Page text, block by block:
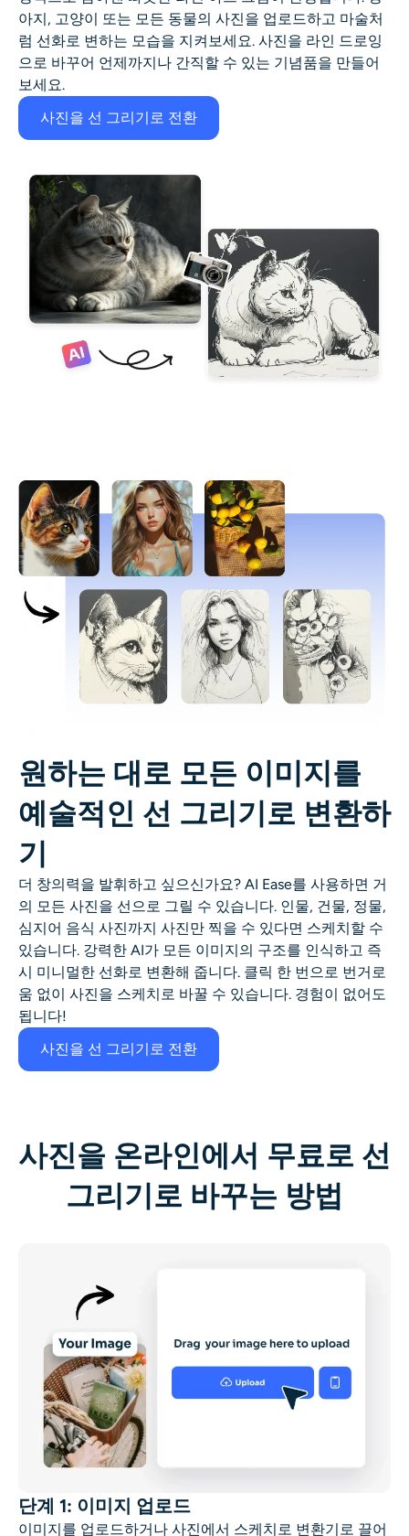
아지, 고양이 또는 모든 동물의 사진을 업로드하고 마술처
럼 선화로 변하는 모습을 지켜보세요. 사진을 라인 드로잉
으로 바꾸어 언제까지나 간직할 수 있는 기념품을 만들어
보세요.
사진을 선 그리기로 전환
원하는 대로 모든 이미지를
예술적인 선 그리기로 변환하
기
더 창의력을 발휘하고 싶으신가요? AI Ease를 사용하면 거
의 모든 사진을 선으로 그릴 수 있습니다. 인물, 건물, 정물,
심지어 음식 사진까지 사진만 찍을 수 있다면 스케치할 수
있습니다. 강력한 AI가 모든 이미지의 구조를 인식하고 즉
시 미니멀한 선화로 변환해 줍니다. 클릭 한 번으로 번거로
움 없이 사진을 스케치로 바꿀 수 있습니다. 경험이 없어도
됩니다!
사진을 선 그리기로 전환
사진을 온라인에서 무료로 선
그리기로 바꾸는 방법
단계 1: 이미지 업로드
이미지를 업로드하거나 사진에서 스케치로 변환기로 끌어